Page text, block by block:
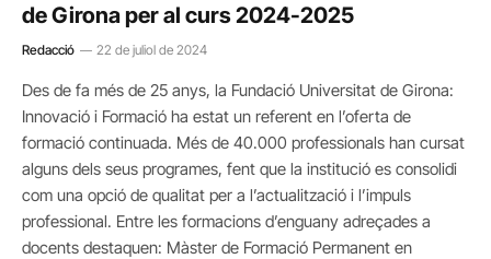
de Girona per al curs 2024-2025
Redacció 22 de juliol de 2024
Des de fa més de 25 anys, la Fundació Universitat de Girona:
Innovació i Formació ha estat un referent en l’oferta de
formació continuada. Més de 40.000 professionals han cursat
alguns dels seus programes, fent que la institució es consolidi
com una opció de qualitat per a l’actualització i l’impuls
professional. Entre les formacions d’enguany adreçades a
docents destaquen: Màster de Formació Permanent en